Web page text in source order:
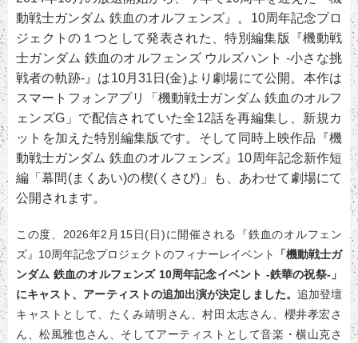
動戦士ガンダム 鉄血のオルフェンズ』。10周年記念プロ
ジェクトの１つとして発表された、特別編集版『機動戦
士ガンダム 鉄血のオルフェンズ ウルズハント -小さな挑
戦者の軌跡-』は10月31日(金)より劇場にて公開。本作は
スマートフォンアプリ「機動戦士ガンダム 鉄血のオルフ
ェンズG」で配信されていた全12話を再編集し、新規カ
ットを加えた特別編集版です。そして同時上映作品『機
動戦士ガンダム 鉄血のオルフェンズ』10周年記念新作短
編「幕間(まくあい)の楔(くさび)」も、あわせて劇場にて
公開されます。
この度、2026年2月15日(日)に開催される『鉄血のオルフェン
ズ』10周年記念プロジェクトのフィナーレイベント
「機動戦士ガ
ンダム 鉄血のオルフェンズ 10周年記念イベント -鉄華の祝祭-」
にキャスト、アーティストの追加出演が決定しました。 追加登壇
キャストとして、たくみ靖明さん、村田太志さん、櫻井孝宏さ
ん、松風雅也さん、そしてアーティストとして音楽・横山克さ